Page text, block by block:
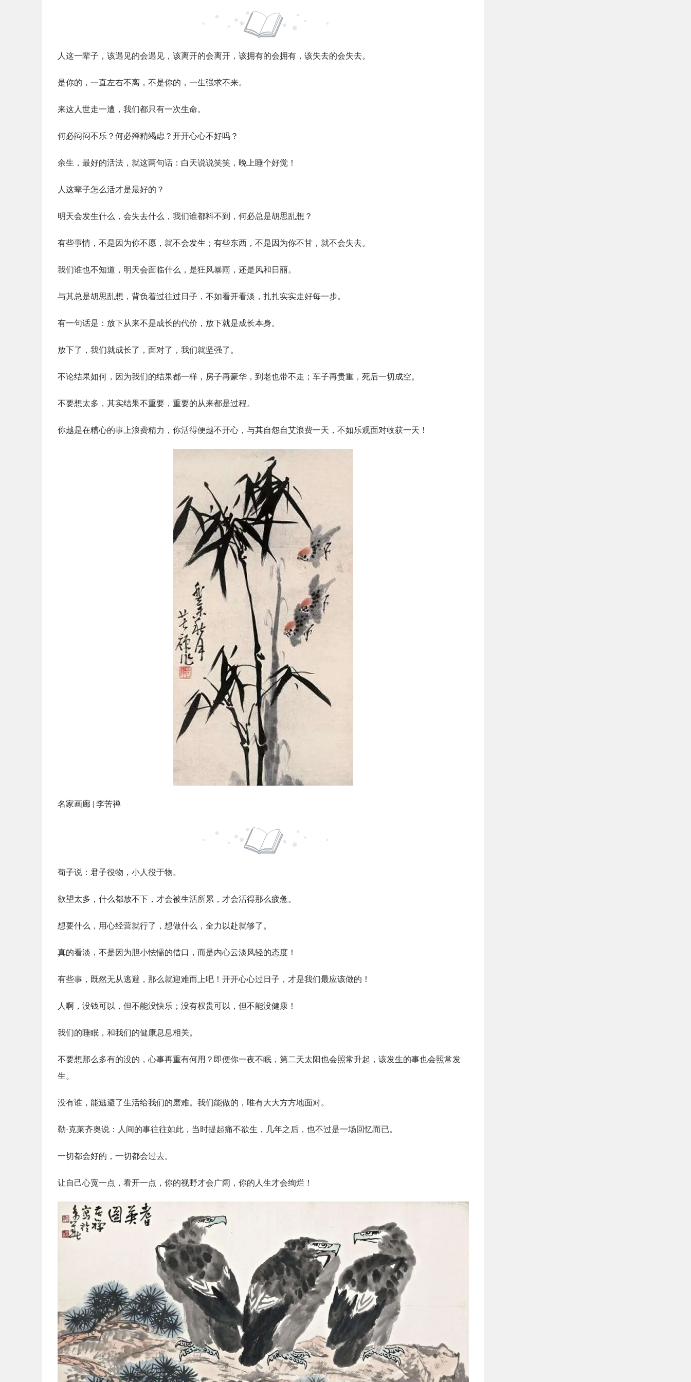
人这一辈子，该遇见的会遇见，该离开的会离开，该拥有的会拥有，该失去的会失去。
是你的，一直左右不离，不是你的，一生强求不来。
来这人世走一遭，我们都只有一次生命。
何必闷闷不乐？何必殚精竭虑？开开心心不好吗？
余生，最好的活法，就这两句话：白天说说笑笑，晚上睡个好觉！
人这辈子怎么活才是最好的？
明天会发生什么，会失去什么，我们谁都料不到，何必总是胡思乱想？
有些事情，不是因为你不愿，就不会发生；有些东西，不是因为你不甘，就不会失去。
我们谁也不知道，明天会面临什么，是狂风暴雨，还是风和日丽。
与其总是胡思乱想，背负着过往过日子，不如看开看淡，扎扎实实走好每一步。
有一句话是：放下从来不是成长的代价，放下就是成长本身。
放下了，我们就成长了，面对了，我们就坚强了。
不论结果如何，因为我们的结果都一样，房子再豪华，到老也带不走；车子再贵重，死后一切成空。
不要想太多，其实结果不重要，重要的从来都是过程。
你越是在糟心的事上浪费精力，你活得便越不开心，与其自怨自艾浪费一天，不如乐观面对收获一天！
名家画廊 | 李苦禅
荀子说：君子役物，小人役于物。
欲望太多，什么都放不下，才会被生活所累，才会活得那么疲惫。
想要什么，用心经营就行了，想做什么，全力以赴就够了。
真的看淡，不是因为胆小怯懦的借口，而是内心云淡风轻的态度！
有些事，既然无从逃避，那么就迎难而上吧！开开心心过日子，才是我们最应该做的！
人啊，没钱可以，但不能没快乐；没有权贵可以，但不能没健康！
我们的睡眠，和我们的健康息息相关。
不要想那么多有的没的，心事再重有何用？即便你一夜不眠，第二天太阳也会照常升起，该发生的事也会照常发
生。
没有谁，能逃避了生活给我们的磨难。我们能做的，唯有大大方方地面对。
勒·克莱齐奥说：人间的事往往如此，当时提起痛不欲生，几年之后，也不过是一场回忆而已。
一切都会好的，一切都会过去。
让自己心宽一点，看开一点，你的视野才会广阔，你的人生才会绚烂！